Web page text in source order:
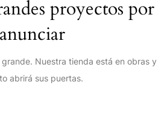
proyectos por
anunciar
Nuestra tienda está en obras y
abrirá sus puertas.